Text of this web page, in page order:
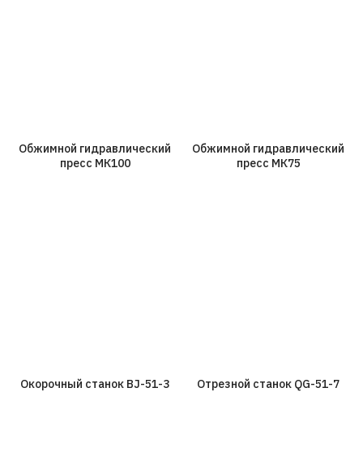
Обжимной гидравлический
пресс МК100
Обжимной гидравлический
пресс МК75
Окорочный станок BJ-51-3 Отрезной станок QG-51-7